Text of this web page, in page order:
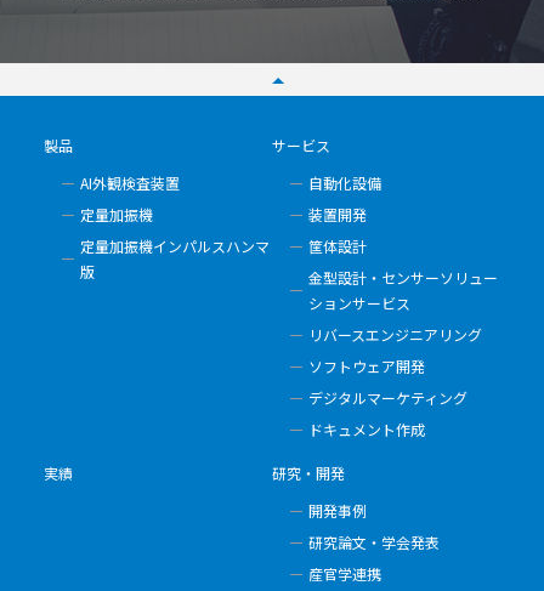
製品
AI外観検査装置
定量加振機
定量加振機インパルスハンマ
版
サービス
自動化設備
装置開発
筐体設計
金型設計・センサーソリュー
ションサービス
リバースエンジニアリング
ソフトウェア開発
デジタルマーケティング
ドキュメント作成
実績
研究・開発
開発事例
研究論文・学会発表
産官学連携